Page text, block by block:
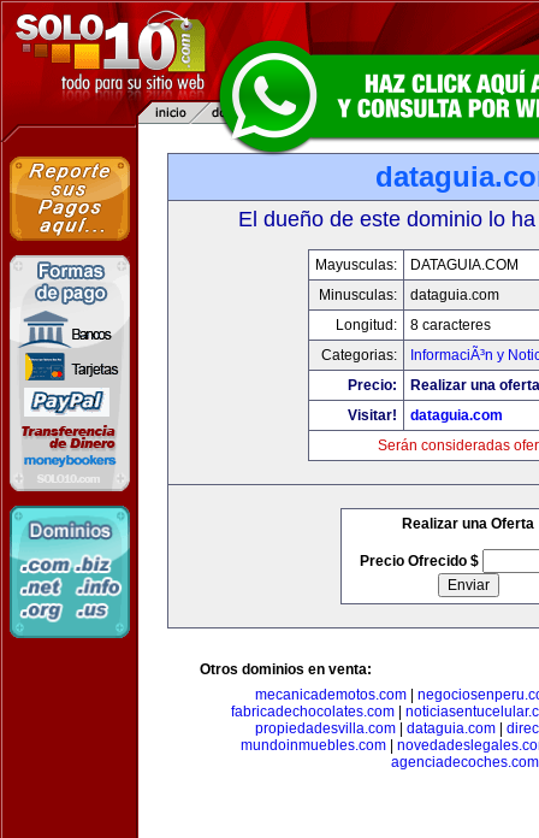
El dueño de este dominio lo
Mayusculas:
DATAGUIA.COM
Minusculas:
dataguia.com
Longitud:
8 caracteres
Categorias:
InformaciÃ³n y
Precio:
Realizar una
Visitar!
dataguia.com
Serán consideradas
Realizar una Oferta
Precio Ofrecido $
Otros dominios en venta:
mecanicademotos.com|
fabricadechocolates.com|
propiedadesvilla.com| dataguia.com|
mundoinmuebles.com
agenciadecoches.com